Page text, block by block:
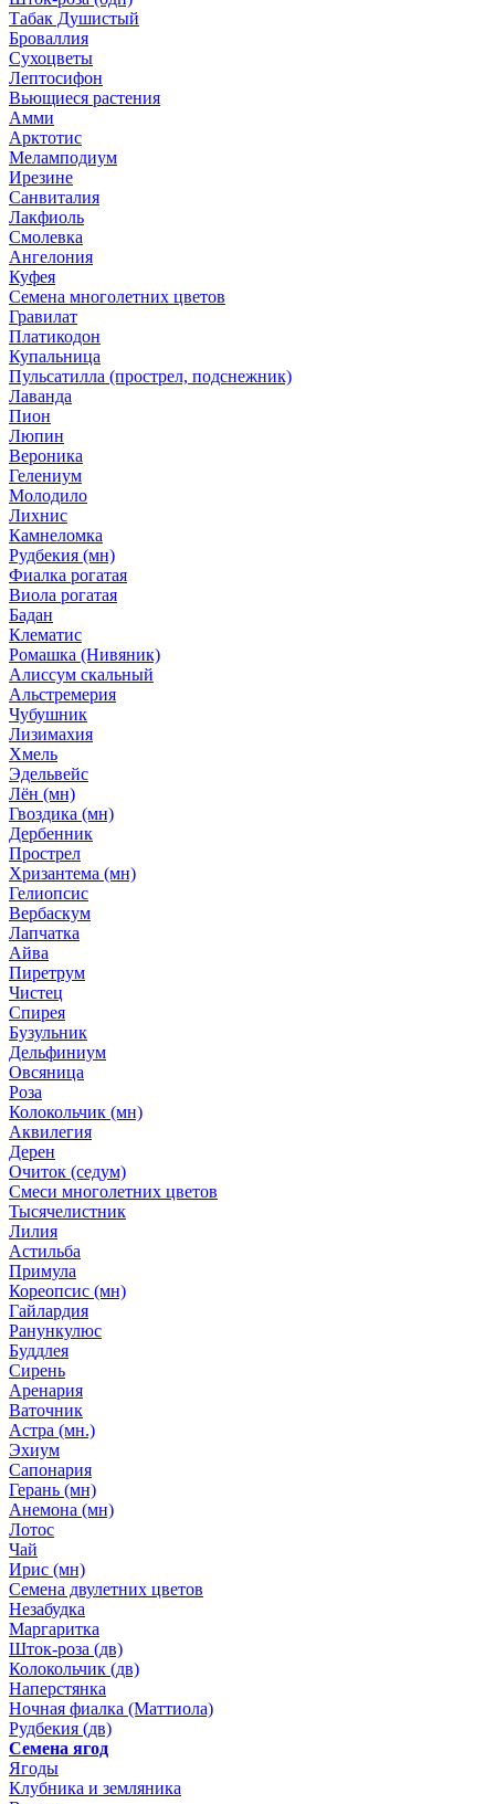
Табак Душистый
Броваллия
Сухоцветы
Лептосифон
Вьющиеся растения
Амми
Арктотис
Меламподиум
Ирезине
Санвиталия
Лакфиоль
Смолевка
Ангелония
Куфея
Семена многолетних цветов
Гравилат
Платикодон
Купальница
Пульсатилла (прострел, подснежник)
Лаванда
Пион
Люпин
Вероника
Гелениум
Молодило
Лихнис
Камнеломка
Рудбекия (мн)
Фиалка рогатая
Виола рогатая
Бадан
Клематис
Ромашка (Нивяник)
Алиссум скальный
Альстремерия
Чубушник
Лизимахия
Хмель
Эдельвейс
Лён (мн)
Гвоздика (мн)
Дербенник
Прострел
Хризантема (мн)
Гелиопсис
Вербаскум
Лапчатка
Айва
Пиретрум
Чистец
Спирея
Бузульник
Дельфиниум
Овсяница
Роза
Колокольчик (мн)
Аквилегия
Дерен
Очиток (седум)
Смеси многолетних цветов
Тысячелистник
Лилия
Астильба
Примула
Кореопсис (мн)
Гайлардия
Ранункулюс
Буддлея
Сирень
Аренария
Ваточник
Астра (мн.)
Эхиум
Сапонария
Герань (мн)
Анемона (мн)
Лотос
Чай
Ирис (мн)
Семена двулетних цветов
Незабудка
Маргаритка
Шток-роза (дв)
Колокольчик (дв)
Наперстянка
Ночная фиалка (Маттиола)
Рудбекия (дв)
Семена ягод
Ягоды
Клубника и земляника